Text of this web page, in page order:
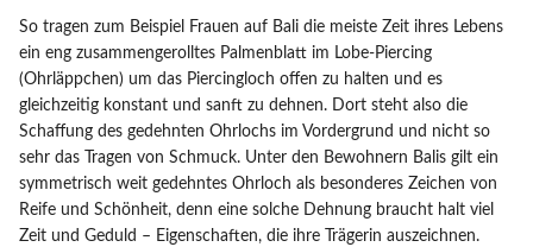
So tragen zum Beispiel Frauen auf Bali die meiste Zeit ihres Lebens
ein eng zusammengerolltes Palmenblatt im Lobe-Piercing
(Ohrläppchen) um das Piercingloch offen zu halten und es
gleichzeitig konstant und sanft zu dehnen. Dort steht also die
Schaffung des gedehnten Ohrlochs im Vordergrund und nicht so
sehr das Tragen von Schmuck. Unter den Bewohnern Balis gilt ein
symmetrisch weit gedehntes Ohrloch als besonderes Zeichen von
Reife und Schönheit, denn eine solche Dehnung braucht halt viel
Zeit und Geduld – Eigenschaften, die ihre Trägerin auszeichnen.